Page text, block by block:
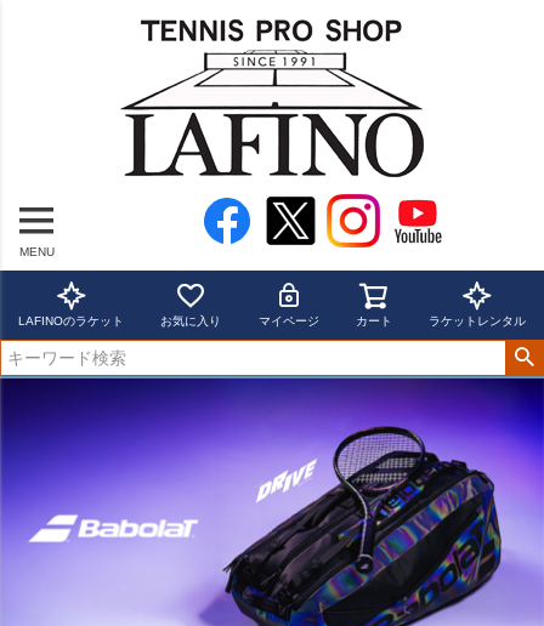
MENU
LAFINOのラケット お気に入り マイページ カート ラケットレンタル